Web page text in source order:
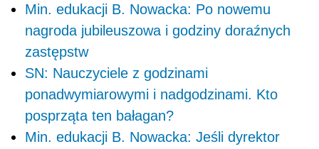
Min. edukacji B. Nowacka: Po nowemu
nagroda jubileuszowa i godziny doraźnych
zastępstw
SN: Nauczyciele z godzinami
ponadwymiarowymi i nadgodzinami. Kto
posprząta ten bałagan?
Min. edukacji B. Nowacka: Jeśli dyrektor